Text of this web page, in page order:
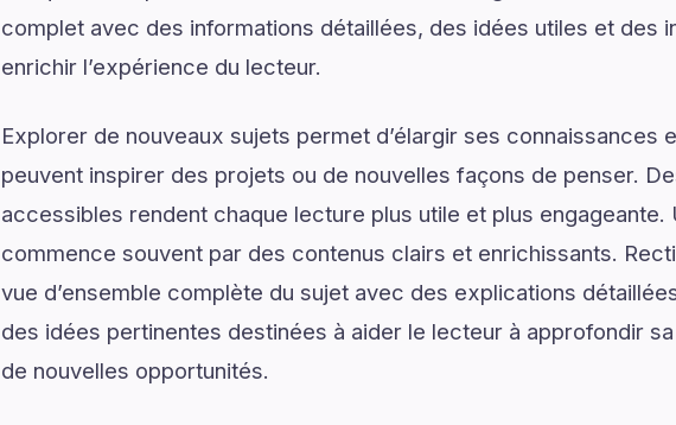
complet avec des informations détaillées, des idées utiles et des
enrichir l’expérience du lecteur.
Explorer de nouveaux sujets permet d’élargir ses connaissances
peuvent inspirer des projets ou de nouvelles façons de penser.
accessibles rendent chaque lecture plus utile et plus engageante.
commence souvent par des contenus clairs et enrichissants.
vue d’ensemble complète du sujet avec des explications
des idées pertinentes destinées à aider le lecteur à approfondir
de nouvelles opportunités.